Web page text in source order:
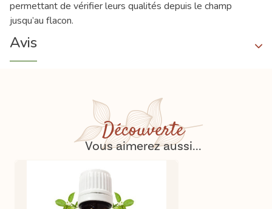
permettant de vérifier leurs qualités depuis le champ
jusqu’au flacon.
Avis
Découverte
Vous aimerez aussi...